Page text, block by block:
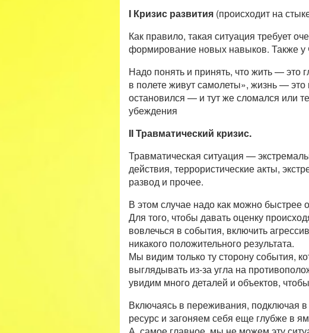
I Кризис развития (происходит на
Как правило, такая ситуация требует
формирование новых навыков. Также у
Надо понять и принять, что жить — это
в полете живут самолеты», жизнь —
остановился — и тут же сломался или
убеждения
II Травматический кризис.
Травматическая ситуация —
действия, террористические акты,
развод и прочее.
В этом случае надо как можно быстрее
Для того, чтобы давать оценку
вовлечься в события, включить
никакого положительного результата.
Мы видим только ту сторону события,
выглядывать из-за угла на
увидим много деталей и объектов,
Включаясь в переживания, подключая
ресурс и загоняем себя еще глубже в